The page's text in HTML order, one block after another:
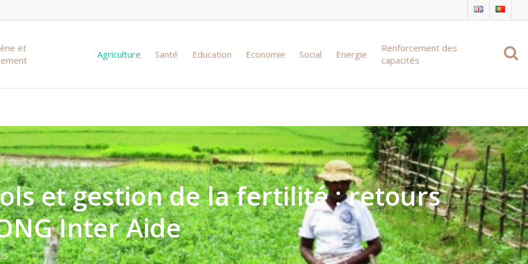
et
Agriculture Santé Education Economie Social Energie
Renforcement des
capacités
et gestion de la fertilité : retours
Inter Aide